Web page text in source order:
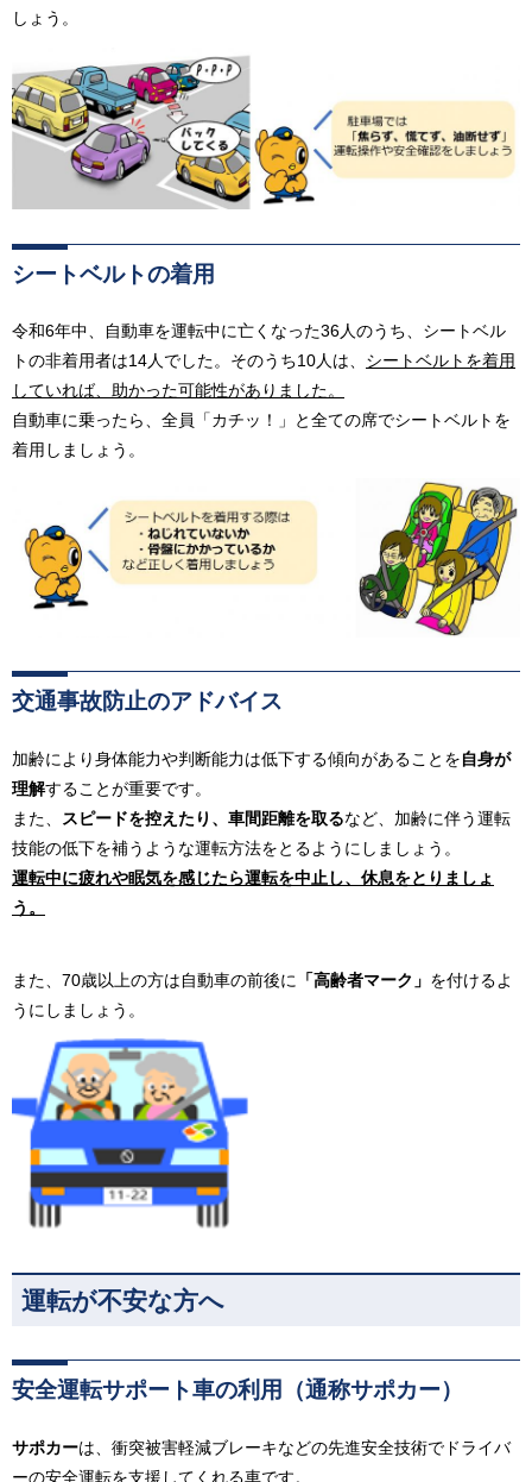
しょう。
シートベルトの着用
令和6年中、自動車を運転中に亡くなった36人のうち、シートベル
トの非着用者は14人でした。そのうち10人は、 シートベルトを着用
していれば、助かった可能性がありました。
自動車に乗ったら、全員「カチッ！」と全ての席でシートベルトを
着用しましょう。
交通事故防止のアドバイス
加齢により身体能力や判断能力は低下する傾向があることを自身が
理解することが重要です。
また、
スピードを控えたり、車間距離を取るなど、加齢に伴う運転
技能の低下を補うような運転方法をとるようにしましょう。
運転中に疲れや眠気を感じたら運転を中止し、休息をとりましょ
う。
また、70歳以上の方は自動車の前後に 「高齢者マーク」 を付けるよ
うにしましょう。
運転が不安な方へ
安全運転サポート車の利用（通称サポカー）
サポカーは、衝突被害軽減ブレーキなどの先進安全技術でドライバ
ーの安全運転を支援してくれる車です。